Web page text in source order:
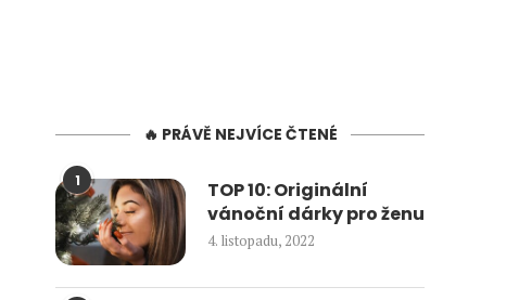
🔥 PRÁVĚ NEJVÍCE ČTENÉ
1
TOP 10: Originální
vánoční dárky pro ženu
4. listopadu, 2022